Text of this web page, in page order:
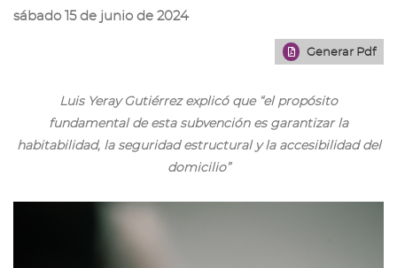
de
sábado 15 de junio de 2024
Generar Pdf
Luis Yeray Gutiérrez explicó que “el propósito
fundamental de esta subvención es garantizar la
habitabilidad, la seguridad estructural y la accesibilidad del
domicilio”